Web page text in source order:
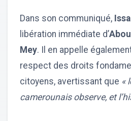
Dans son communiqué,
libération immédiate d’
Mey. Il en appelle
respect des droits
citoyens, avertissant que «
camerounais observe, et